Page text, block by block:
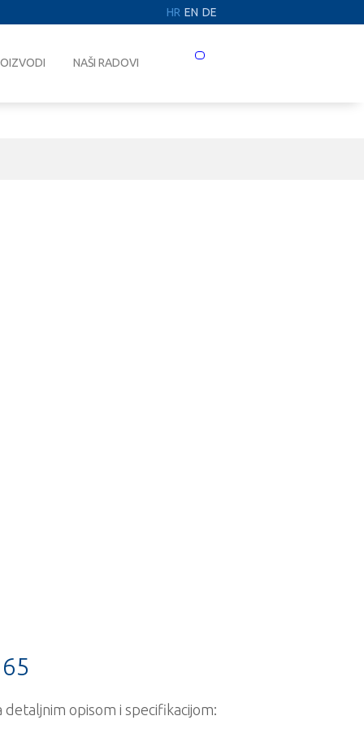
HR EN DE
Prebaci
NAŠI RADOVI
opisom i specifikacijom: